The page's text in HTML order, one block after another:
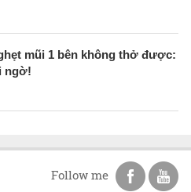
mũi 1 bên không thở được:
ngờ!
Follow me